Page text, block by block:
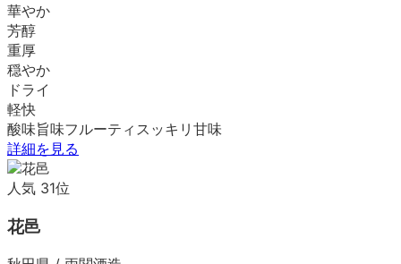
華やか
芳醇
重厚
穏やか
ドライ
軽快
酸味旨味フルーティ スッキリ 甘味
詳細を見る
人気 31位
花邑